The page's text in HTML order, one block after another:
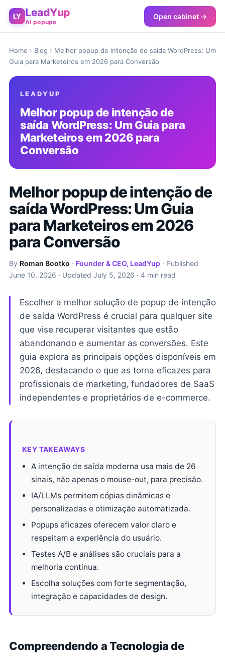
LY LeadYup
AI popups
Open cabinet →
Home › Blog › Melhor popup de intenção de saída WordPress: Um
Guia para Marketeiros em 2026 para Conversão
LEADYUP
Melhor popup de intenção de
saída WordPress: Um Guia para
Marketeiros em 2026 para
Conversão
Melhor popup de intenção de
saída WordPress: Um Guia
para Marketeiros em 2026
para Conversão
By Roman Bootko · Founder & CEO, LeadYup · Published
June 10, 2026 · Updated July 5, 2026 · 4 min read
Escolher a melhor solução de popup de intenção
de saída WordPress é crucial para qualquer site
que vise recuperar visitantes que estão
abandonando e aumentar as conversões. Este
guia explora as principais opções disponíveis em
2026, destacando o que as torna eficazes para
profissionais de marketing, fundadores de SaaS
independentes e proprietários de e-commerce.
KEY TAKEAWAYS
A intenção de saída moderna usa mais de 26
sinais, não apenas o mouse-out, para precisão.
IA/LLMs permitem cópias dinâmicas e
personalizadas e otimização automatizada.
Popups eficazes oferecem valor claro e
respeitam a experiência do usuário.
Testes A/B e análises são cruciais para a
melhoria contínua.
Escolha soluções com forte segmentação,
integração e capacidades de design.
Compreendendo a Tecnologia de